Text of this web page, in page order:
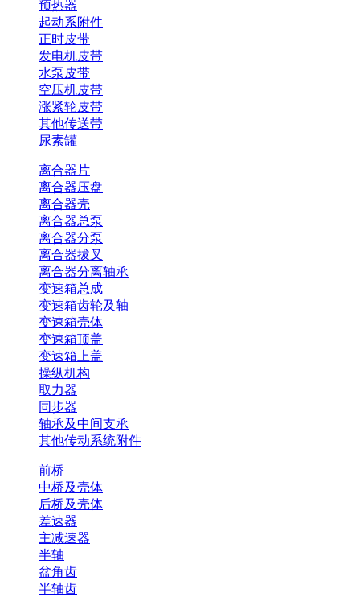
预热器
起动系附件
正时皮带
发电机皮带
水泵皮带
空压机皮带
涨紧轮皮带
其他传送带
尿素罐
离合器片
离合器压盘
离合器壳
离合器总泵
离合器分泵
离合器拔叉
离合器分离轴承
变速箱总成
变速箱齿轮及轴
变速箱壳体
变速箱顶盖
变速箱上盖
操纵机构
取力器
同步器
轴承及中间支承
其他传动系统附件
前桥
中桥及壳体
后桥及壳体
差速器
主减速器
半轴
盆角齿
半轴齿